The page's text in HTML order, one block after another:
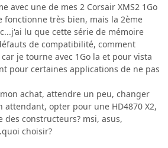
avec une de mes 2 Corsair XMS2 1Go
fonctionne très bien, mais la 2ème
lu que cette série de mémoire
de compatibilité, comment
je tourne avec 1Go la et pour vista
pour certaines applications de ne pas
achat, attendre un peu, changer
attendant, opter pour une HD4870 X2,
constructeurs? msi, asus,
choisir?